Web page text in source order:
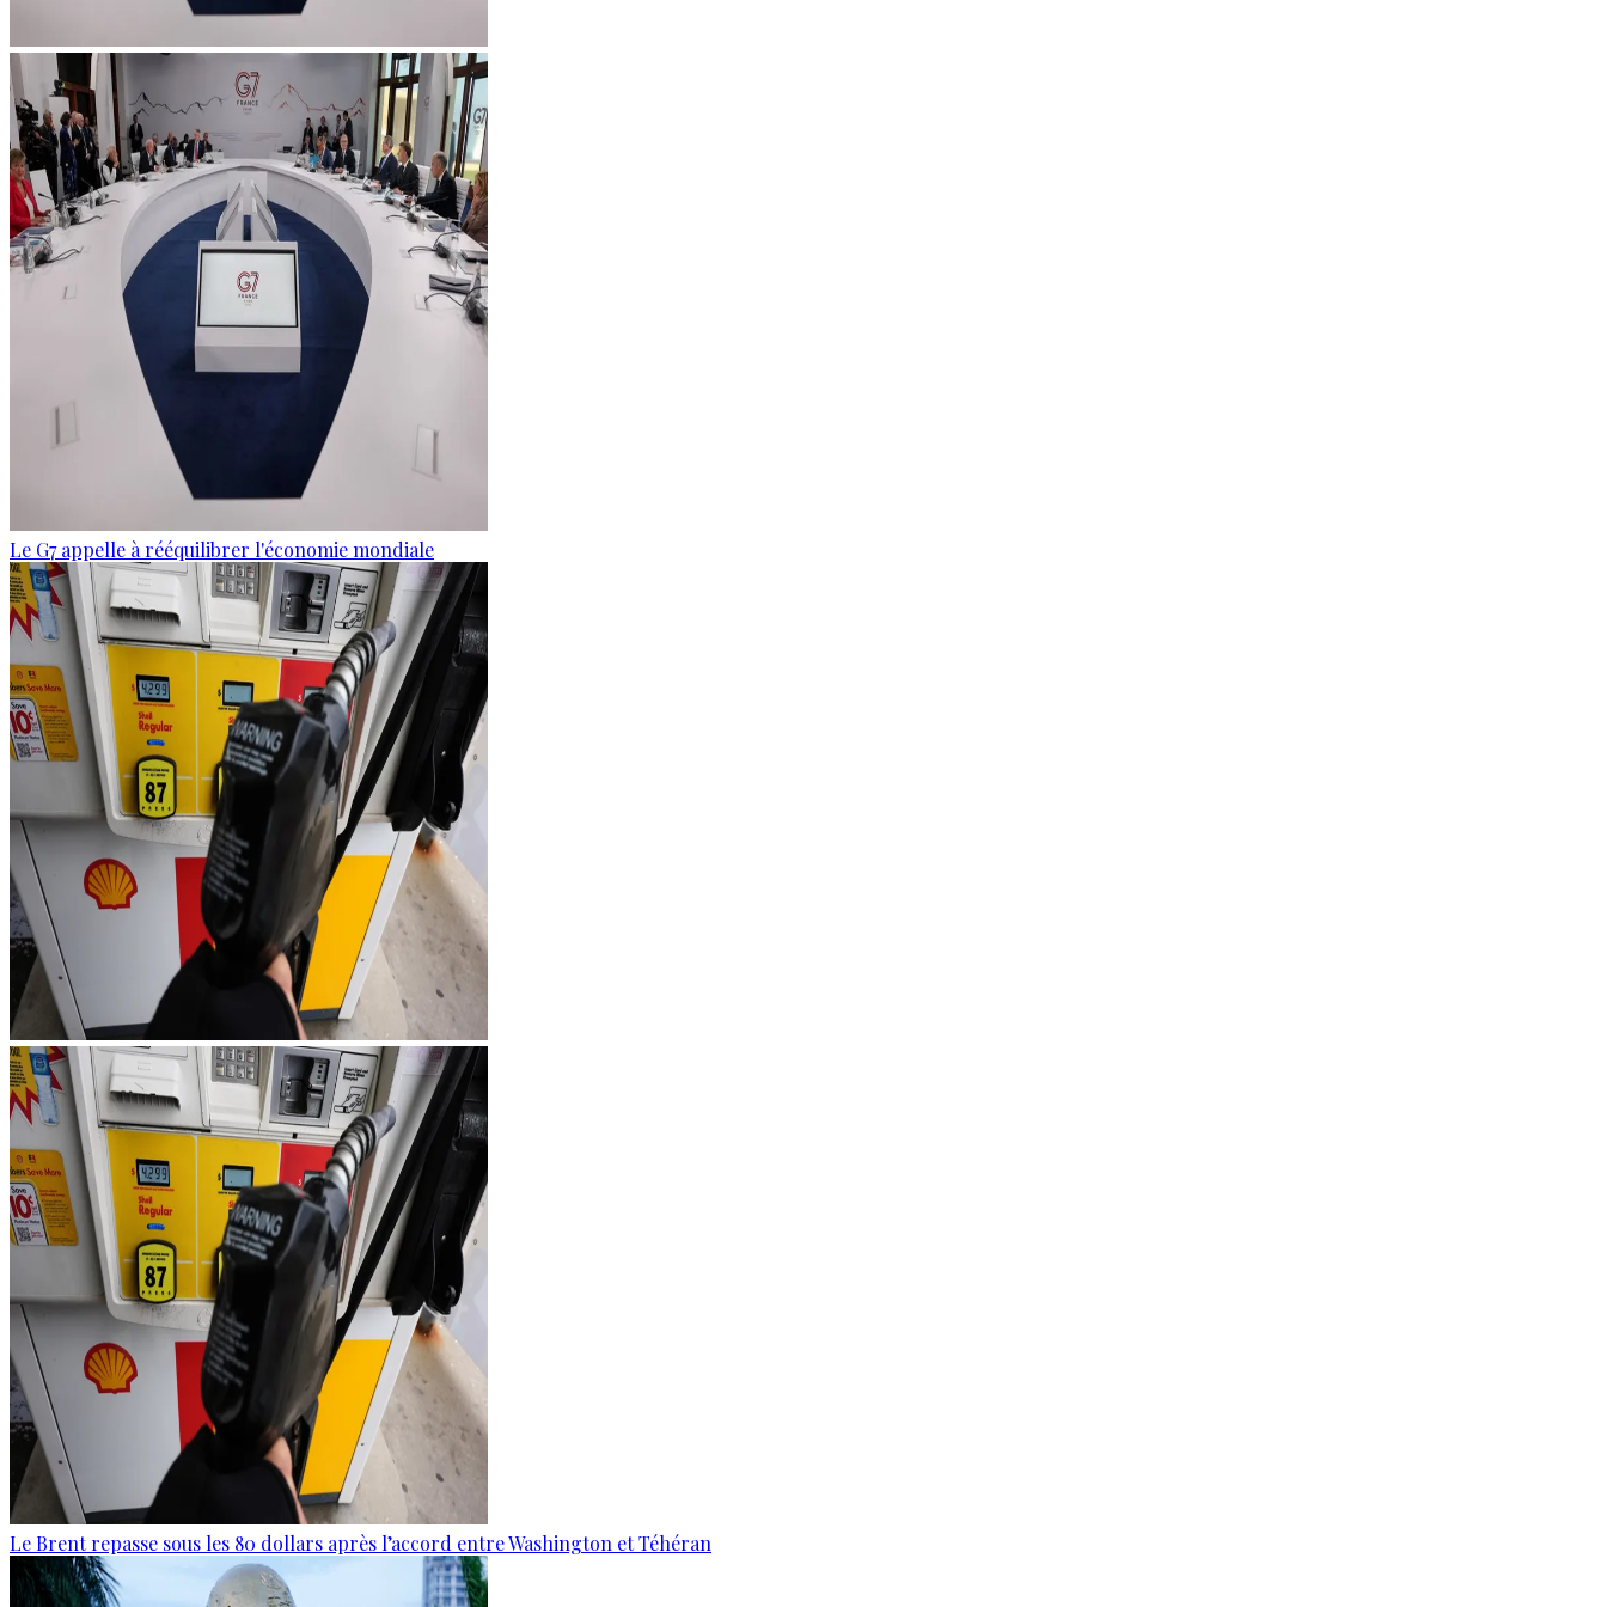
Le G7 appelle à rééquilibrer l'économie mondiale
Le Brent repasse sous les 80 dollars après l’accord entre Washington et Téhéran